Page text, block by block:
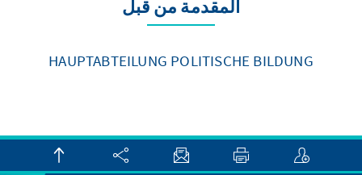
المقدمة من قبل
HAUPTABTEILUNG POLITISCHE BILDUNG